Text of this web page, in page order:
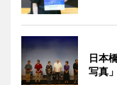
日本
写真